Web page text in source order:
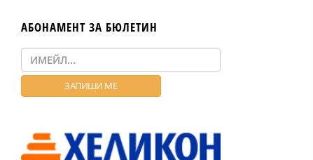
АБОНАМЕНТ ЗА БЮЛЕТИН